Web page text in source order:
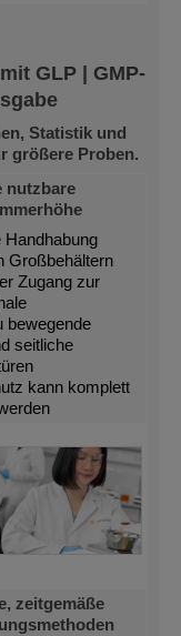
GLP | GMP-
Statistik und
größere Proben.
nutzbare
Handhabung
Großbehältern
Zugang zur
bewegende
seitliche
kann komplett
zeitgemäße